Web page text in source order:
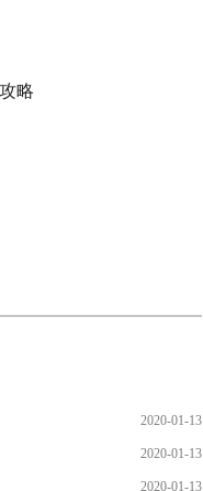
2020-01-13
2020-01-13
2020-01-13